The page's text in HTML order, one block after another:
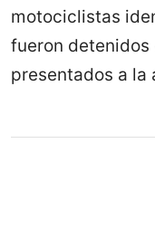
motociclistas
fueron
presentados a la